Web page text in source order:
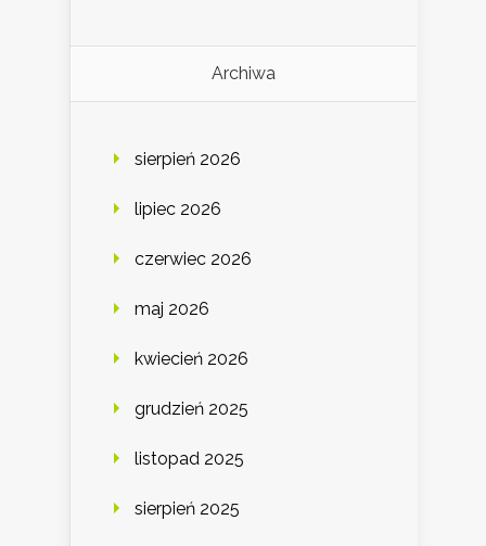
Archiwa
sierpień 2026
lipiec 2026
czerwiec 2026
maj 2026
kwiecień 2026
grudzień 2025
listopad 2025
sierpień 2025